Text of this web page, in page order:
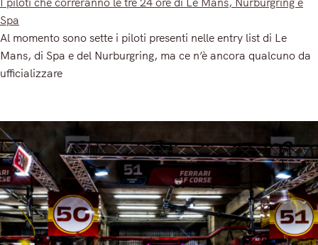
Spa
Al momento sono sette i piloti presenti nelle entry list di Le
Mans, di Spa e del Nurburgring, ma ce n’è ancora qualcuno da
ufficializzare